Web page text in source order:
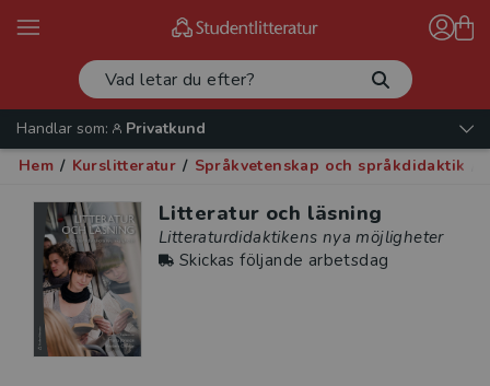
Handlar som:
Privatkund
Hem / Kurslitteratur / Språkvetenskap och språkdidaktik
Litteratur och läsning
Litteraturdidaktikens nya möjligheter
Skickas följande arbetsdag